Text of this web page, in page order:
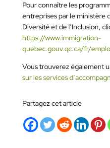
Pour connaître les
entreprises par le ministère
Diversité et de l’Inclusion,
https://www.immigration-
quebec.gouv.qc.ca/fr/
Vous trouverez également
sur les services
Partagez cet article